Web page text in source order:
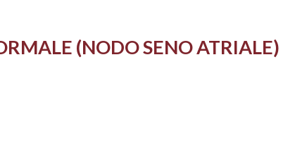
(NODO SENO ATRIALE)